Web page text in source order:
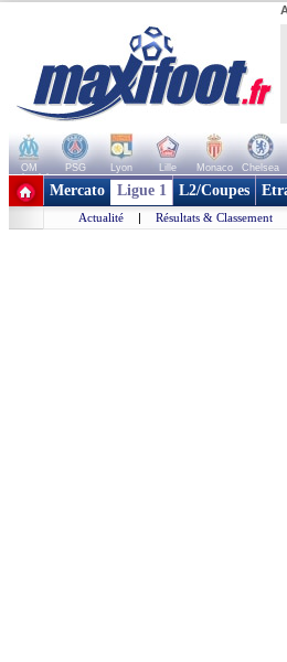
OM PSG Lyon Lille Monaco Chelsea
+ de clubs
Mercato Ligue 1 L2/Coupes
Actualité | Résultats & Classement